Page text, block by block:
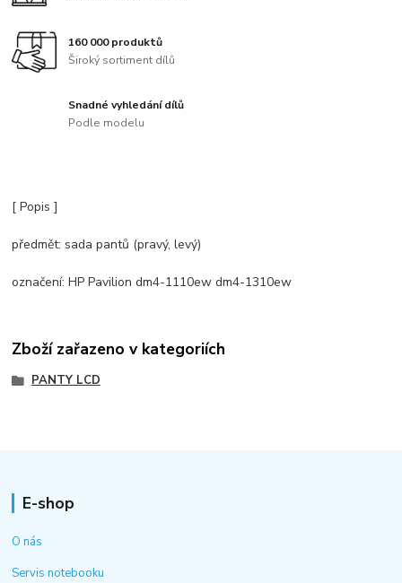
160 000 produktů
Široký sortiment dílů
Snadné vyhledání dílů
Podle modelu
[ Popis ]
předmět: sada pantů (pravý, levý)
označení: HP Pavilion dm4-1110ew dm4-1310ew
Zboží zařazeno v kategoriích
PANTY LCD
E-shop
O nás
Servis notebooku